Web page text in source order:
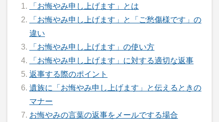
「お悔やみ申し上げます」とは
「お悔やみ申し上げます」と「ご愁傷様です」の
違い
「お悔やみ申し上げます」の使い方
「お悔やみ申し上げます」に対する適切な返事
返事する際のポイント
遺族に「お悔やみ申し上げます」と伝えるときの
マナー
お悔やみの言葉の返事をメールでする場合